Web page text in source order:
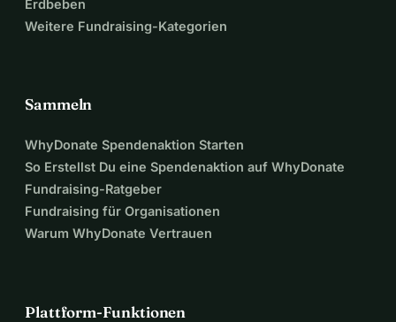
Erdbeben
Weitere Fundraising-Kategorien
Sammeln
WhyDonate Spendenaktion Starten
So Erstellst Du eine Spendenaktion auf WhyDonate
Fundraising-Ratgeber
Fundraising für Organisationen
Warum WhyDonate Vertrauen
Plattform-Funktionen